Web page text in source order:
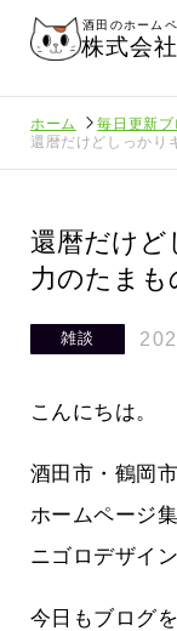
酒田のホーム
株式会
ホーム 毎日更新ブ
還暦だけどしっかり
還暦だけど
力のたまも
雑談
こんにちは。
酒田市・鶴岡
ホームページ
ニゴロデザイ
今日もブログ
追